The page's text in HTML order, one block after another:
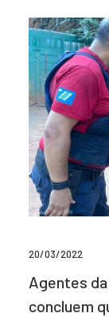
20/03/2022
Agentes
concluem